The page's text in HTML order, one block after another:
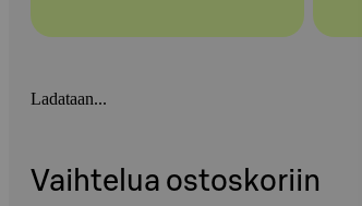
Ladataan...
Vaihtelua ostoskoriin